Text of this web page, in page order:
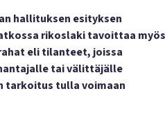
hallituksen esityksen
rikoslaki tavoittaa myös
eli tilanteet, joissa
tai välittäjälle
tarkoitus tulla voimaan